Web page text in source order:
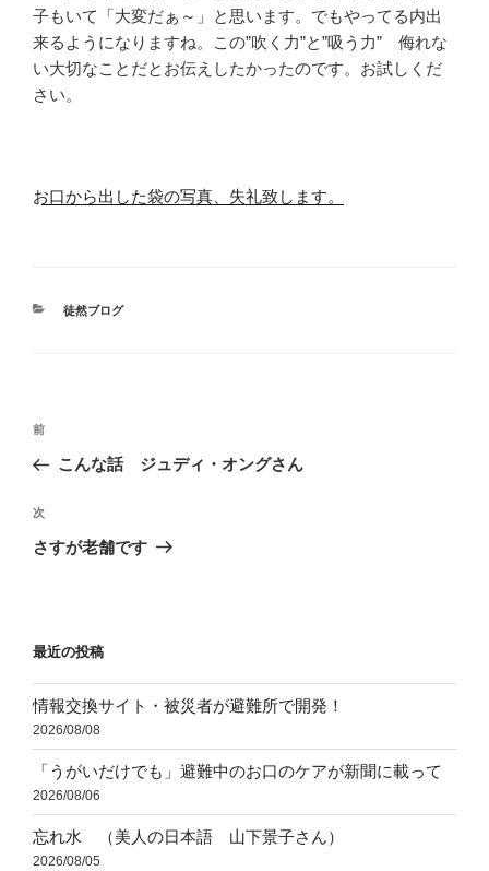
子もいて「大変だぁ～」と思います。でもやってる内出
来るようになりますね。この”吹く力”と”吸う力” 侮れな
い大切なことだとお伝えしたかったのです。お試しくだ
さい。
お口から出した袋の写真、失礼致します。
カ
徒然ブログ
投
ナ
ビ
ゲ
ン
前
の
稿
前
こんな話 ジュディ・オングさん
次
の
次
さすが老舗です
最近の投稿
情報交換サイト・被災者が避難所で開発！
2026/08/08
「うがいだけでも」避難中のお口のケアが新聞に載って
2026/08/06
忘れ水 （美人の日本語 山下景子さん）
2026/08/05